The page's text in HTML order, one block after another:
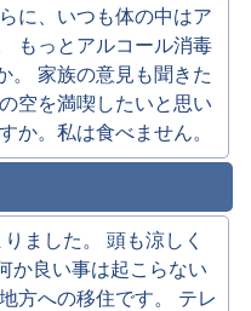
に、いつも体の中はア
もっとアルコール消毒
。 家族の意見も聞きた
空を満喫したいと思い
か。私は食べません。
ました。 頭も涼しく
か良い事は起こらない
方への移住です。 テレ